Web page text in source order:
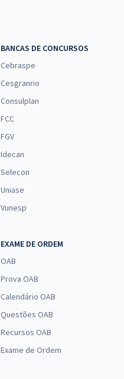
BANCAS DE CONCURSOS
Cebraspe
Cesgranrio
Consulplan
FCC
FGV
Idecan
Selecon
Uniase
Vunesp
EXAME DE ORDEM
OAB
Prova OAB
Calendário OAB
Questões OAB
Recursos OAB
Exame de Ordem